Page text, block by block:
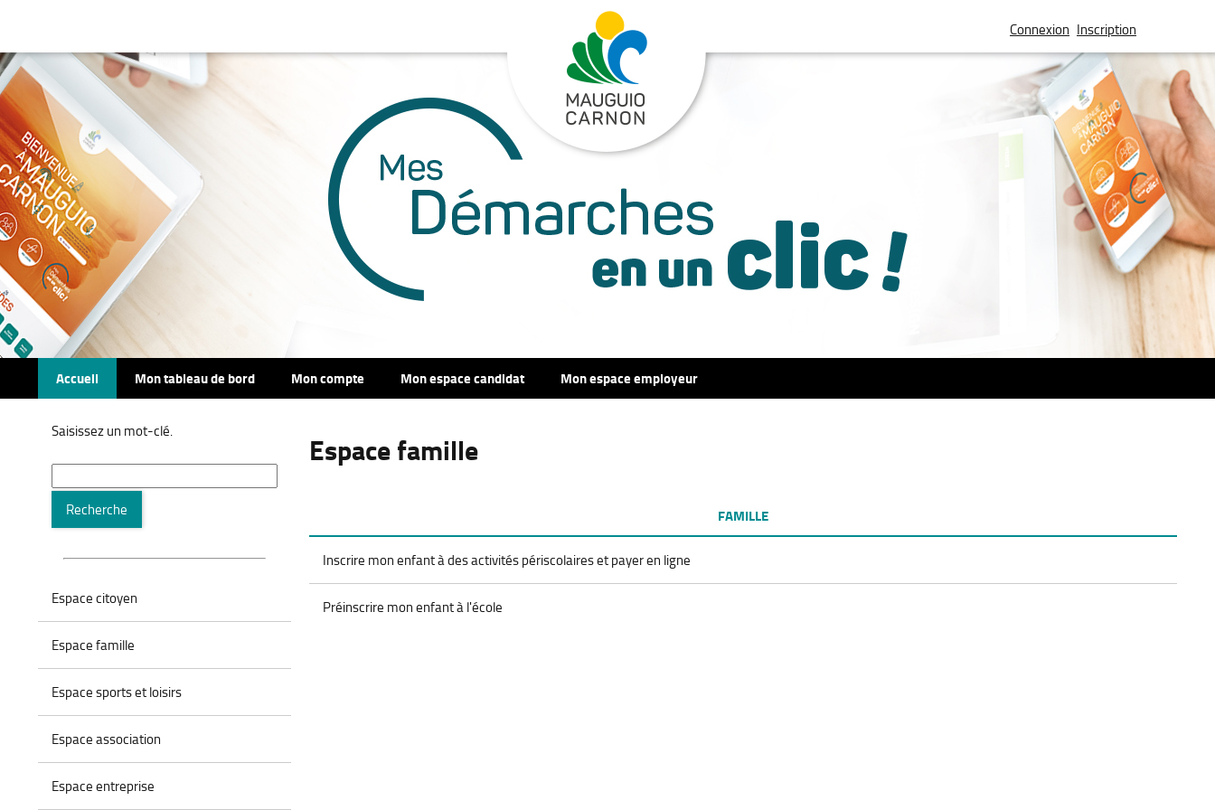
Connexion Inscription
Accueil Mon tableau de bord Mon compte Mon espace candidat Mon espace employeur
Saisissez un mot-clé.
Recherche
Espace citoyen
Espace famille
Espace sports et loisirs
Espace association
Espace entreprise
Espace famille
FAMILLE
Inscrire mon enfant à des activités périscolaires et payer en ligne
Préinscrire mon enfant à l'école